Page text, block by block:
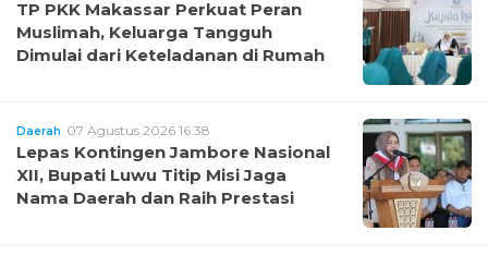
TP PKK Makassar Perkuat Peran
Muslimah, Keluarga Tangguh
Dimulai dari Keteladanan di Rumah
Daerah 07 Agustus 2026 16:38
Lepas Kontingen Jambore Nasional
XII, Bupati Luwu Titip Misi Jaga
Nama Daerah dan Raih Prestasi